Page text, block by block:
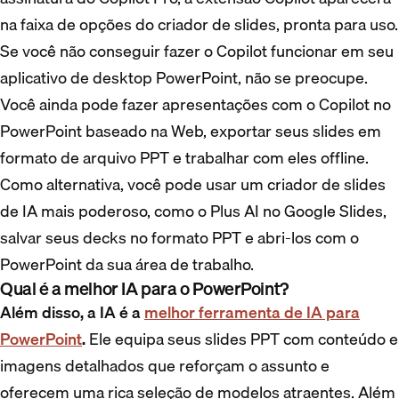
na faixa de opções do criador de slides, pronta para uso.
Se você não conseguir fazer o Copilot funcionar em seu
aplicativo de desktop PowerPoint, não se preocupe.
Você ainda pode fazer apresentações com o Copilot no
PowerPoint baseado na Web, exportar seus slides em
formato de arquivo PPT e trabalhar com eles offline.
Como alternativa, você pode usar um criador de slides
de IA mais poderoso, como o Plus AI no Google Slides,
salvar seus decks no formato PPT e abri-los com o
PowerPoint da sua área de trabalho.
Qual é a melhor IA para o PowerPoint?
Além disso, a IA é amelhor ferramenta de IA para
PowerPoint.Ele equipa seus slides PPT com conteúdo e
imagens detalhados que reforçam o assunto e
oferecem uma rica seleção de modelos atraentes. Além